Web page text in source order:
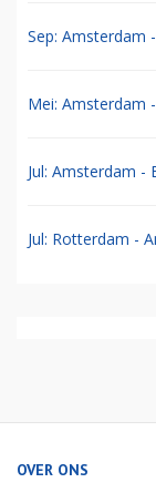
Sep: Amsterdam
Mei: Amsterdam
Jul: Amsterdam -
Jul: Rotterdam -
OVER ONS